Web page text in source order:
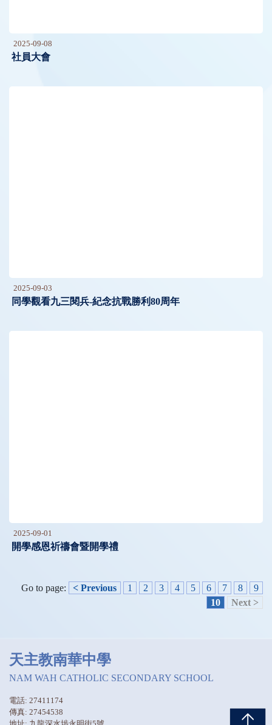
2025-09-08
社員大會
2025-09-03
同學觀看九三閱兵-紀念抗戰勝利80周年
2025-09-01
開學感恩祈禱會暨開學禮
Go to page: < Previous 1 2 3 4 5 6 7 8
9
10
Next >
天主教南華中學
NAM WAH CATHOLIC SECONDARY SCHOOL
電話: 27411174
傳真: 27454538